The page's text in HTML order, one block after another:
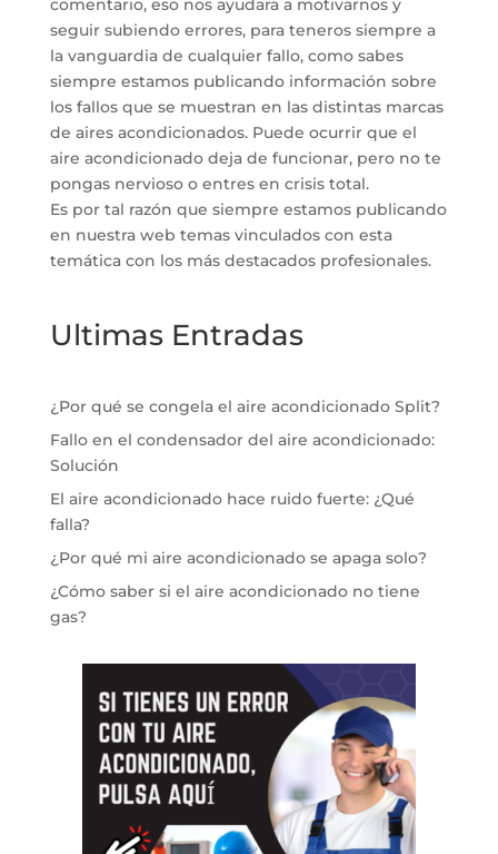
comentario, eso nos ayudara a motivarnos y
seguir subiendo errores, para teneros siempre a
la vanguardia de cualquier fallo, como sabes
siempre estamos publicando información sobre
los fallos que se muestran en las distintas marcas
de aires acondicionados. Puede ocurrir que el
aire acondicionado deja de funcionar, pero no te
pongas nervioso o entres en crisis total.
Es por tal razón que siempre estamos publicando
en nuestra web temas vinculados con esta
temática con los más destacados profesionales.
Ultimas Entradas
¿Por qué se congela el aire acondicionado Split?
Fallo en el condensador del aire acondicionado:
Solución
El aire acondicionado hace ruido fuerte: ¿Qué
falla?
¿Por qué mi aire acondicionado se apaga solo?
¿Cómo saber si el aire acondicionado no tiene
gas?